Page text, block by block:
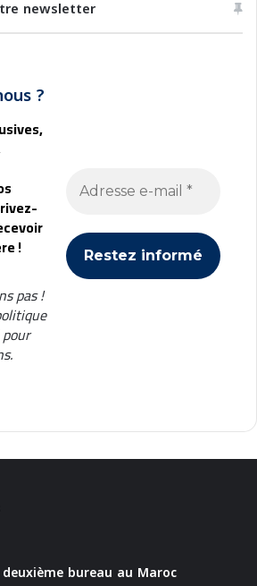
newsletter
?
!
pas !
pour
bureau au Maroc